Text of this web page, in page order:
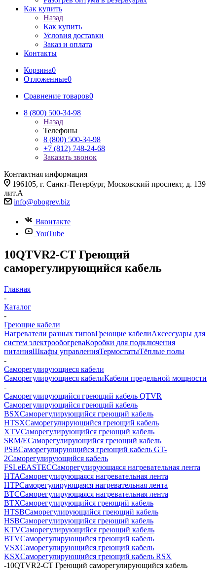
Как купить
Назад
Как купить
Условия доставки
Заказ и оплата
Контакты
Корзина0
Отложенные0
Сравнение товаров0
8 (800) 500-34-98
Назад
Телефоны
8 (800) 500-34-98
+7 (812) 748-24-68
Заказать звонок
Контактная информация
196105, г. Санкт-Петербург, Московский проспект, д. 139
лит.А
info@obogrev.biz
Вконтакте
YouTube
10QTVR2-CT Греющий
саморегулирующийся кабель
Главная
-
Каталог
-
Греющие кабели
Нагреватели разных типовГреющие кабелиАксессуары для
систем электрообогреваКоробки для подключения
питанияШкафы управленияТермостатыТёплые полы
-
Саморегулирующиеся кабели
Саморегулирующиеся кабелиКабели предельной мощности
-
Саморегулирующийся греющий кабель QTVR
Саморегулирующийся греющий кабель
BSXСаморегулирующийся греющий кабель
HTSXСаморегулирующийся греющий кабель
XTVСаморегулирующийся греющий кабель
SRM/EСаморегулирующийся греющий кабель
PSBСаморегулирующийся греющий кабель GT-
2Саморегулирующийся кабель
FSLeEASTECСаморегулирующаяся нагревательная лента
НТАСаморегулирующаяся нагревательная лента
НТРСаморегулирующаяся нагревательная лента
ВТССаморегулирующаяся нагревательная лента
ВТХСаморегулирующийся греющий кабель
HTSBСаморегулирующийся греющий кабель
HSBСаморегулирующийся греющий кабель
KTVСаморегулирующийся греющий кабель
BTVСаморегулирующийся греющий кабель
VSXСаморегулирующийся греющий кабель
KSXСаморегулирующийся греющий кабель RSX
-10QTVR2-CT Греющий саморегулирующийся кабель